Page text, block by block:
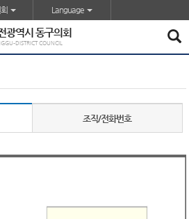
Language
광역시 동구의회
DISTRICT COUNCIL
조직/전화번호